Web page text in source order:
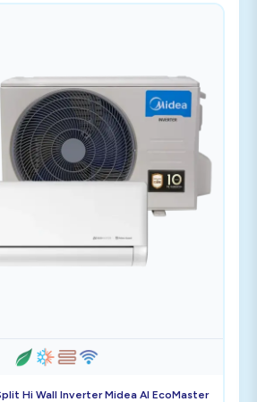
Hi Wall Inverter Midea AI EcoMaster